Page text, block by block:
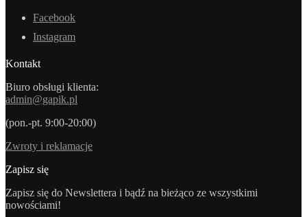
Facebook
Instagram
Kontakt
Biuro obsługi klienta:
admin@gapik.pl
(pon.-pt. 9:00-20:00)
Zwroty i reklamacje
Zapisz się
Zapisz się do Newslettera i bądź na bieżąco ze wszystkimi
nowościami!